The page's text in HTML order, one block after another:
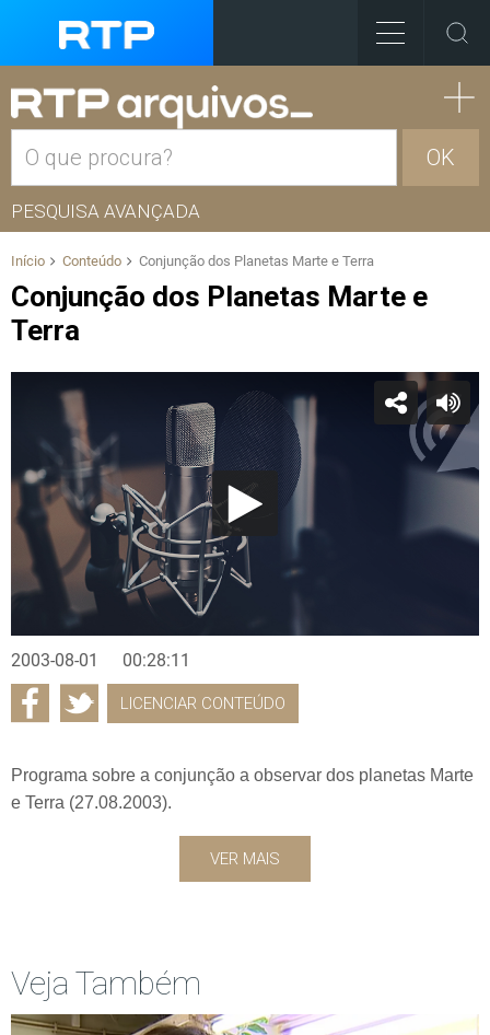
OK
PESQUISA AVANÇADA
Início Conteúdo Conjunção dos Planetas Marte e Terra
Conjunção dos Planetas Marte e
Terra
2003-08-01 00:28:11
LICENCIAR CONTEÚDO
Programa sobre a conjunção a observar dos planetas Marte
e Terra (27.08.2003).
VER MAIS
Veja Também